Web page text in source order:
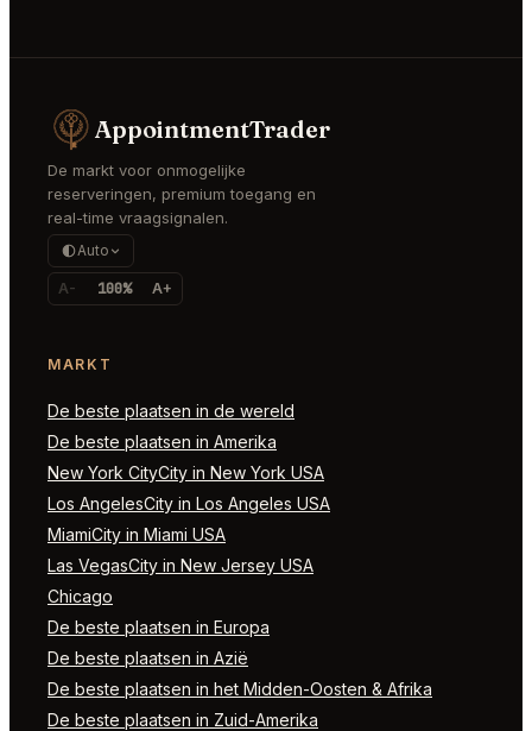
AppointmentTrader
De markt voor onmogelijke
reserveringen, premium toegang en
real-time vraagsignalen.
Auto
A- 100% A+
MARKT
De beste plaatsen in de wereld
De beste plaatsen in Amerika
New York CityCity in New York USA
Los AngelesCity in Los Angeles USA
MiamiCity in Miami USA
Las VegasCity in New Jersey USA
Chicago
De beste plaatsen in Europa
De beste plaatsen in Azië
De beste plaatsen in het Midden-Oosten & Afrika
De beste plaatsen in Zuid-Amerika